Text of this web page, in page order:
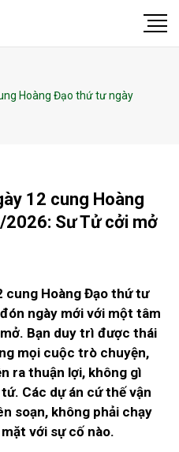
Hoàng Đạo thứ tư ngày
12 cung Hoàng
Sư Tử cởi mở
cung Hoàng Đạo thứ tư
ngày mới với một tâm
Bạn duy trì được thái
mọi cuộc trò chuyện,
ra thuận lợi, không gì
Các dự án cứ thế vận
soạn, không phải chạy
với sự cố nào.